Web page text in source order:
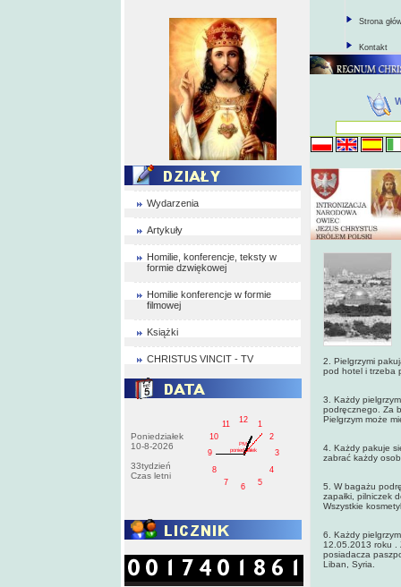
Wydarzenia
Artykuły
Homilie, konferencje, teksty w
formie dzwiękowej
Homilie konferencje w formie
filmowej
Książki
CHRISTUS VINCIT - TV
Poniedziałek
10-8-2026
33tydzień
Czas letni
1
2
3
4
5
6
7
8
9
10
11
12
PM
poniedziałek
Strona
Kontakt
2. Pielgrzymi
pod hotel i trzeba
3. Każdy
podręcznego. Za
Pielgrzym może
4. Każdy pakuje
zabrać każdy
5. W bagażu
zapałki, pilniczek
Wszystkie
6. Każdy
12.05.2013 roku .
posiadacza
Liban, Syria.